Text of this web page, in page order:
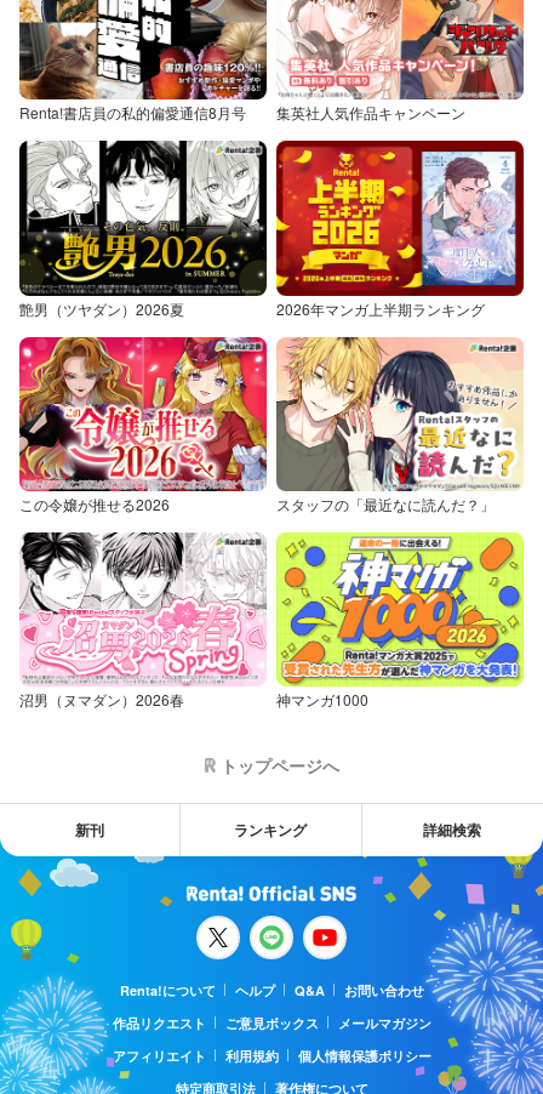
Renta!書店員の私的偏愛通信8月号 集英社人気作品キャンペーン
艶男（ツヤダン）2026夏 2026年マンガ上半期ランキング
この令嬢が推せる2026 スタッフの「最近なに読んだ？」
沼男（ヌマダン）2026春 神マンガ1000
トップページへ
新刊 ランキング 詳細検索
Renta!について ヘルプ Q&A
お問い合わせ
作品リクエスト
ご意見ボックス
メールマガジン
アフィリエイト
利用規約
個人情報保護ポリシー
特定商取引法
著作権について